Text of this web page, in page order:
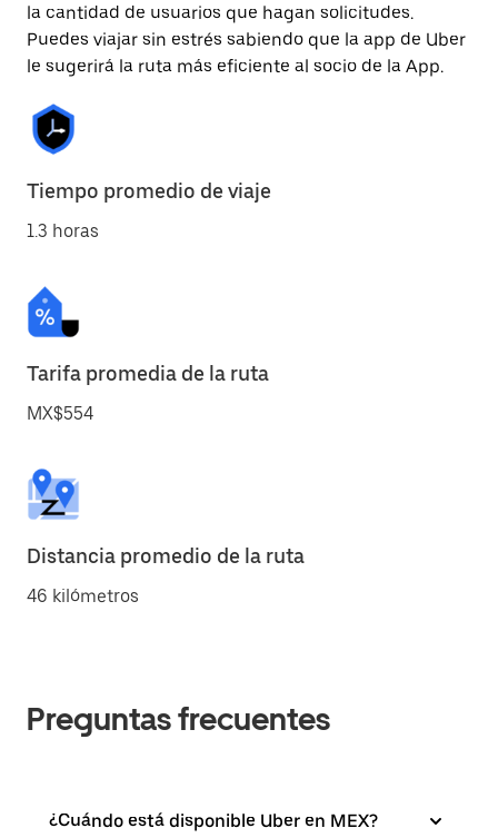
la cantidad de usuarios que hagan solicitudes.
Puedes viajar sin estrés sabiendo que la app de Uber
le sugerirá la ruta más eficiente al socio de la App.
Tiempo promedio de viaje
1.3 horas
Tarifa promedia de la ruta
MX$554
Distancia promedio de la ruta
46 kilómetros
Preguntas frecuentes
¿Cuándo está disponible Uber en MEX?